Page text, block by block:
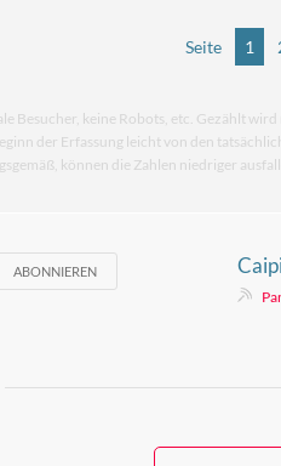
Seite 1
Besucher, keine Robots, etc. Gezählt
der Erfassung leicht von den
können die Zahlen niedriger
ABONNIEREN